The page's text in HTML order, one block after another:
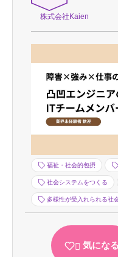
株式会社Kaien
福祉・社会的包摂
社会システムをつくる
多様性が受入れられる社
気になる